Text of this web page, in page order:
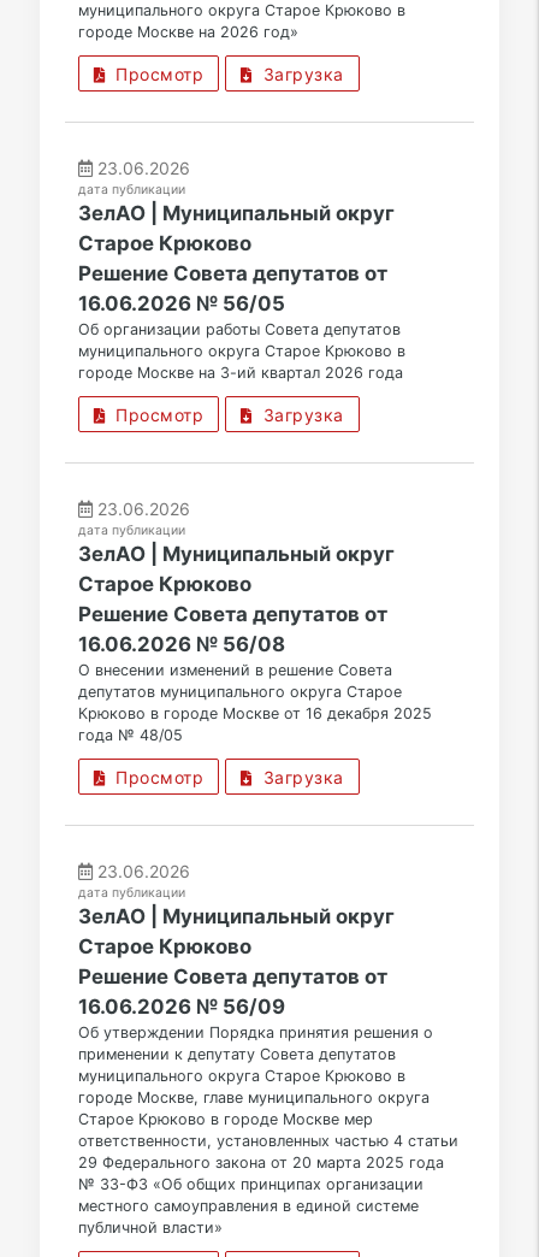
муниципального округа Старое Крюково в
городе Москве на 2026 год»
Просмотр Загрузка
23.06.2026
дата публикации
ЗелАО | Муниципальный округ
Старое Крюково
Решение Совета депутатов от
16.06.2026 № 56/05
Об организации работы Совета депутатов
муниципального округа Старое Крюково в
городе Москве на 3-ий квартал 2026 года
Просмотр Загрузка
23.06.2026
дата публикации
ЗелАО | Муниципальный округ
Старое Крюково
Решение Совета депутатов от
16.06.2026 № 56/08
О внесении изменений в решение Совета
депутатов муниципального округа Старое
Крюково в городе Москве от 16 декабря 2025
года № 48/05
Просмотр Загрузка
23.06.2026
дата публикации
ЗелАО | Муниципальный округ
Старое Крюково
Решение Совета депутатов от
16.06.2026 № 56/09
Об утверждении Порядка принятия решения о
применении к депутату Совета депутатов
муниципального округа Старое Крюково в
городе Москве, главе муниципального округа
Старое Крюково в городе Москве мер
ответственности, установленных частью 4 статьи
29 Федерального закона от 20 марта 2025 года
№ 33-ФЗ «Об общих принципах организации
местного самоуправления в единой системе
публичной власти»